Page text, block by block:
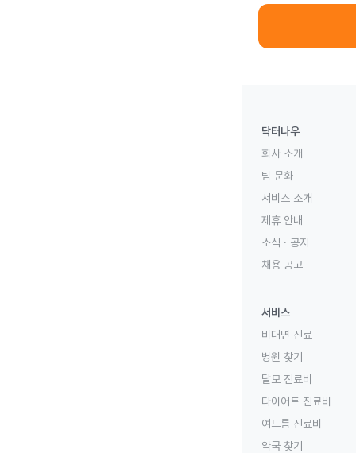
닥터나우
회사 소개
팀 문화
서비스 소개
제휴 안내
소식 · 공지
채용 공고
서비스
비대면 진료
병원 찾기
탈모 진료비
다이어트 진료비
여드름 진료비
약국 찾기